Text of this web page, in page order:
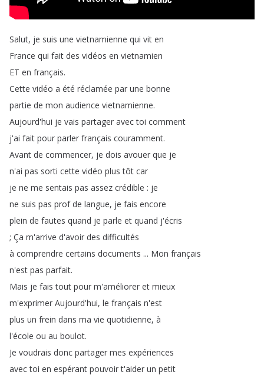
Salut, je suis une vietnamienne qui vit en
France qui fait des vidéos en vietnamien
ET en français.
Cette vidéo a été réclamée par une bonne
partie de mon audience vietnamienne.
Aujourd'hui je vais partager avec toi comment
j'ai fait pour parler français couramment.
Avant de commencer, je dois avouer que je
n'ai pas sorti cette vidéo plus tôt car
je ne me sentais pas assez crédible : je
ne suis pas prof de langue, je fais encore
plein de fautes quand je parle et quand j'écris
; Ça m'arrive d'avoir des difficultés
à comprendre certains documents ... Mon français
n'est pas parfait.
Mais je fais tout pour m'améliorer et mieux
m'exprimer Aujourd'hui, le français n'est
plus un frein dans ma vie quotidienne, à
l'école ou au boulot.
Je voudrais donc partager mes expériences
avec toi en espérant pouvoir t'aider un petit